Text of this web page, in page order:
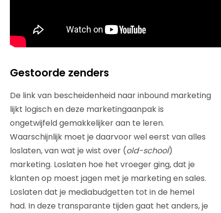
Gestoorde zenders
De link van bescheidenheid naar inbound marketing
lijkt logisch en deze marketingaanpak is
ongetwijfeld gemakkelijker aan te leren.
Waarschijnlijk moet je daarvoor wel eerst van alles
loslaten, van wat je wist over (old-school)
marketing. Loslaten hoe het vroeger ging, dat je
klanten op moest jagen met je marketing en sales.
Loslaten dat je mediabudgetten tot in de hemel
had. In deze transparante tijden gaat het anders, je